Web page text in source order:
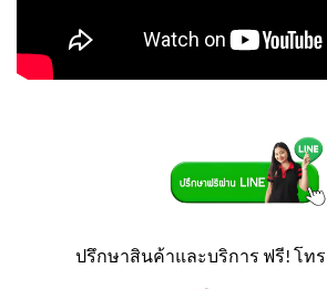
ปรึกษาสินค้าและบริการ ฟรี! โทร